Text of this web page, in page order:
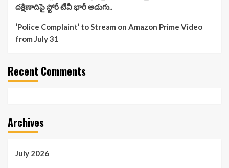
దక్షిణాదిపై స్టోరీ టీవీ భారీ అడుగు..
‘Police Complaint’ to Stream on Amazon Prime Video
from July 31
Recent Comments
Archives
July 2026